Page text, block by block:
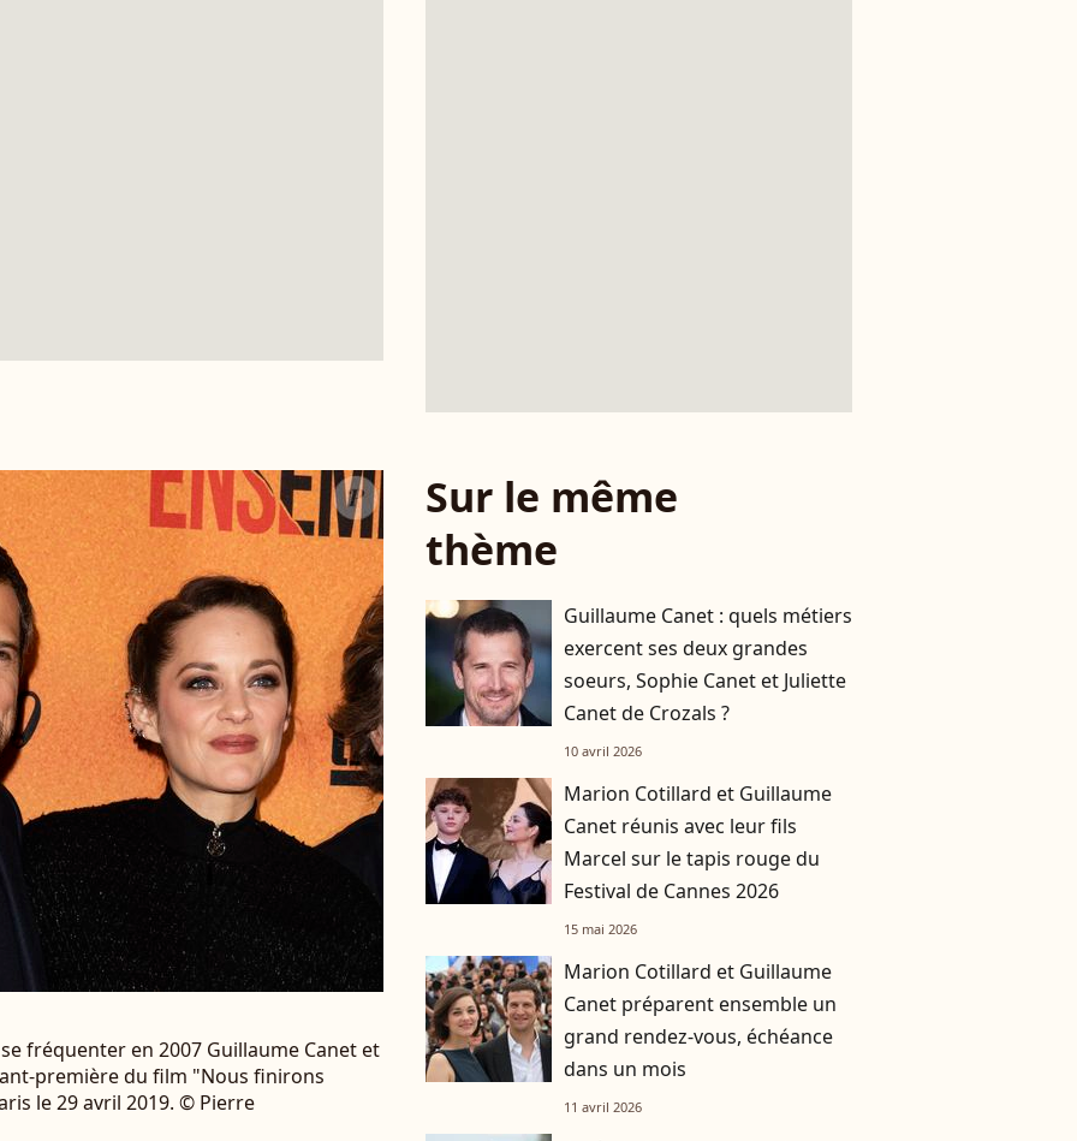
fréquenter en 2007 Guillaume Canet et
première du film "Nous finirons
le 29 avril 2019. © Pierre
Sur le même
thème
Guillaume Canet : quels métiers
exercent ses deux grandes
soeurs, Sophie Canet et Juliette
Canet de Crozals ?
10 avril 2026
Marion Cotillard et Guillaume
Canet réunis avec leur fils
Marcel sur le tapis rouge du
Festival de Cannes 2026
15 mai 2026
Marion Cotillard et Guillaume
Canet préparent ensemble un
grand rendez-vous, échéance
dans un mois
11 avril 2026